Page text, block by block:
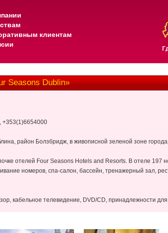
клиентам
Seasons Dublin»
+353(1)6654000
район Болзбридж, в живописной зеленой зоне
отелей Four Seasons Hotels and Resorts. В отеле
номеров, спа-салон, бассейн, тренажерный зал,
кабельное телевидение, DVD/CD, принадлежности